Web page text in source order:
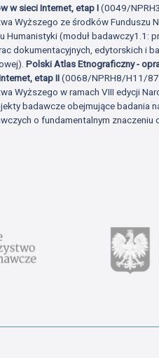
w sieci Internet, etap I(0049/
Wyższego ze środków Funduszu
Humanistyki (moduł badawczy1.1:
dokumentacyjnych, edytorskich i
Polski Atlas Etnograficzny -
etap II(0068/NPRH8/H11/
Wyższego w ramach VIII edycji
badawcze obejmujące badania
o fundamentalnym znaczeniu